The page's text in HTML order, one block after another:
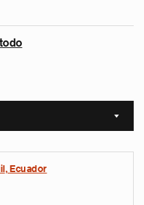
Sort
Ecuador